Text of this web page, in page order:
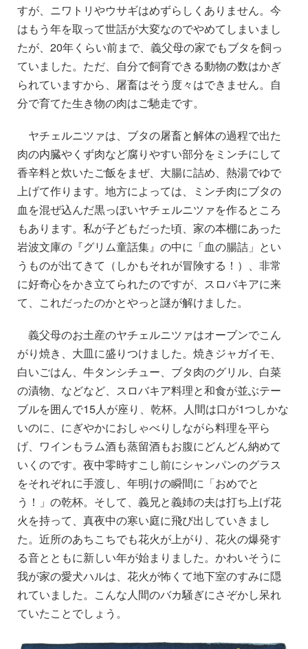
すが、ニワトリやウサギはめずらしくありません。今
はもう年を取って世話が大変なのでやめてしまいまし
たが、20年くらい前まで、義父母の家でもブタを飼っ
ていました。ただ、自分で飼育できる動物の数はかぎ
られていますから、屠畜はそう度々はできません。自
分で育てた生き物の肉はご馳走です。
ヤチェルニツァは、ブタの屠畜と解体の過程で出た
肉の内臓やくず肉など腐りやすい部分をミンチにして
香辛料と炊いたご飯をまぜ、大腸に詰め、熱湯でゆで
上げて作ります。地方によっては、ミンチ肉にブタの
血を混ぜ込んだ黒っぽいヤチェルニツァを作るところ
もあります。私が子どもだった頃、家の本棚にあった
岩波文庫の『グリム童話集』の中に「血の腸詰」とい
うものが出てきて（しかもそれが冒険する！）、非常
に好奇心をかき立てられたのですが、スロバキアに来
て、これだったのかとやっと謎が解けました。
義父母のお土産のヤチェルニツァはオーブンでこん
がり焼き、大皿に盛りつけました。焼きジャガイモ、
白いごはん、牛タンシチュー、ブタ肉のグリル、白菜
の漬物、などなど、スロバキア料理と和食が並ぶテー
ブルを囲んで15人が座り、乾杯。人間は口が1つしかな
いのに、にぎやかにおしゃべりしながら料理を平ら
げ、ワインもラム酒も蒸留酒もお腹にどんどん納めて
いくのです。夜中零時すこし前にシャンパンのグラス
をそれぞれに手渡し、年明けの瞬間に「おめでと
う！」の乾杯。そして、義兄と義姉の夫は打ち上げ花
火を持って、真夜中の寒い庭に飛び出していきまし
た。近所のあちこちでも花火が上がり、花火の爆発す
る音とともに新しい年が始まりました。かわいそうに
我が家の愛犬ハルは、花火が怖くて地下室のすみに隠
れていました。こんな人間のバカ騒ぎにさぞかし呆れ
ていたことでしょう。